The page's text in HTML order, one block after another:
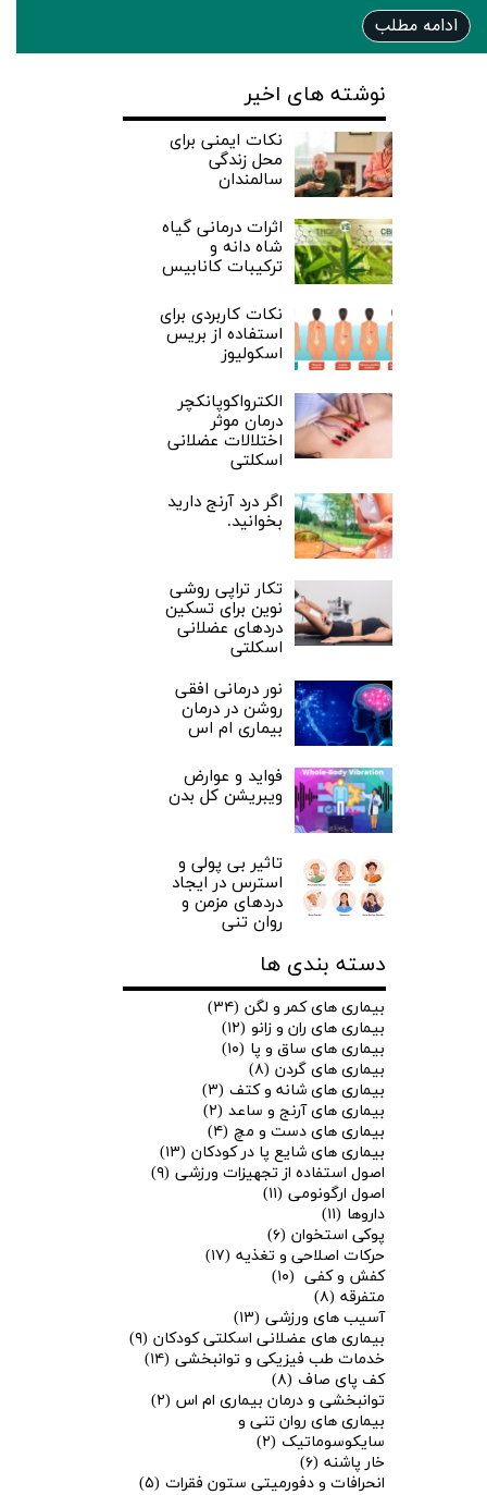
ادامه مطلب
نوشته های اخیر
نکات ایمنی برای
محل زندگی
سالمندان
اثرات درمانی گیاه
شاه دانه و
ترکیبات کانابیس
نکات کاربردی برای
استفاده از بریس
اسکولیوز
الکترواکوپانکچر
درمان موثر
اختلالات عضلانی
اسکلتی
اگر درد آرنج دارید
بخوانید.
تکار تراپی روشی
نوین برای تسکین
دردهای عضلانی
اسکلتی
نور درمانی افقی
روشن در درمان
بیماری ام اس
فواید و عوارض
ویبریشن کل بدن
تاثیر بی پولی و
استرس در ایجاد
دردهای مزمن و
روان تنی
دسته بندی ها
بیماری های کمر و لگن (۳۴)
بیماری های ران و زانو (۱۲)
بیماری های ساق و پا (۱۰)
بیماری های گردن (۸)
بیماری های شانه و کتف (۳)
بیماری های آرنج و ساعد (۲)
بیماری های دست و مچ (۴)
بیماری های شایع پا در کودکان (۱۳)
اصول استفاده از تجهیزات ورزشی (۹)
اصول ارگونومی (۱۱)
داروها (۱۱)
پوکی استخوان (۶)
حرکات اصلاحی و تغذیه (۱۷)
کفش و کفی (۱۰)
متفرقه (۸)
آسیب های ورزشی (۱۳)
بیماری های عضلانی اسکلتی کودکان (۹)
خدمات طب فیزیکی و توانبخشی (۱۴)
کف پای صاف (۸)
توانبخشی و درمان بیماری ام اس (۲)
بیماری های روان تنی و
سایکوسوماتیک (۲)
خار پاشنه (۶)
انحرافات و دفورمیتی ستون فقرات (۵)